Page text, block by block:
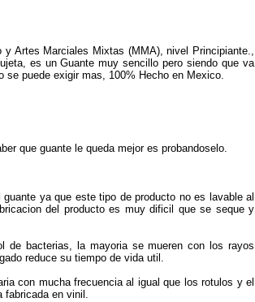
Artes Marciales Mixtas (MMA), nivel Principiante.,
es un Guante muy sencillo pero siendo que va
se puede exigir mas, 100% Hecho en Mexico.
que guante le queda mejor es probandoselo.
ya que este tipo de producto no es lavable al
del producto es muy dificil que se seque y
de bacterias, la mayoria se mueren con los rayos
reduce su tiempo de vida util.
con mucha frecuencia al igual que los rotulos y el
fabricada en vinil.